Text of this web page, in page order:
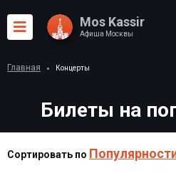
Mos Kassir
Афиша Москвы
Главная Концерты
Билеты на
Сортировать по